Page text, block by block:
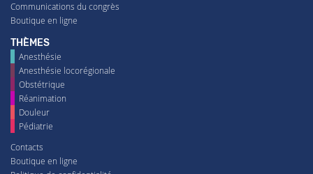
Communications du congrès
Boutique en ligne
THÈMES
Anesthésie
Anesthésie locorégionale
Obstétrique
Réanimation
Douleur
Pédiatrie
Contacts
Boutique en ligne